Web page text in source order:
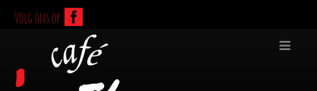
Volg ons op